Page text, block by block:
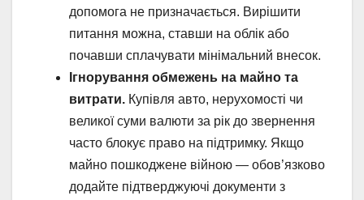
допомога не призначається. Вирішити
питання можна, ставши на облік або
почавши сплачувати мінімальний внесок.
Ігнорування обмежень на майно та
витрати. Купівля авто, нерухомості чи
великої суми валюти за рік до звернення
часто блокує право на підтримку. Якщо
майно пошкоджене війною — обов’язково
додайте підтверджуючі документи з